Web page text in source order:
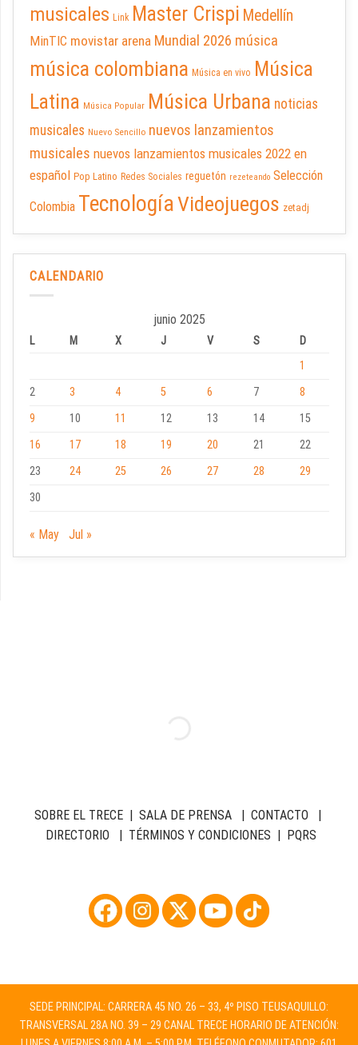
musicales Link Master Crispi Medellín
MinTIC movistar arena Mundial 2026 música
música colombiana Música en vivo Música
Latina Música Popular Música Urbana noticias
musicales Nuevo Sencillo nuevos lanzamientos
musicales nuevos lanzamientos musicales 2022 en
español Pop Latino Redes Sociales reguetón rezeteando Selección
Colombia TecnologíaVideojuegos zetadj
CALENDARIO
junio 2025
L M X J V S
D
1
2
3 4 5 6 7
8
9
10 11 12 13 14
15
16
17 18 19 20 21
22
23
24 25 26 27 28
29
30
« May Jul »
SOBRE EL TRECE| SALA DE PRENSA| CONTACTO |
DIRECTORIO | TÉRMINOS Y CONDICIONES | PQRS
SEDE PRINCIPAL: CARRERA 45 NO. 26 – 33, 4º PISO TEUSAQUILLO:
TRANSVERSAL 28A NO. 39 – 29 CANAL TRECE HORARIO DE ATENCIÓN: